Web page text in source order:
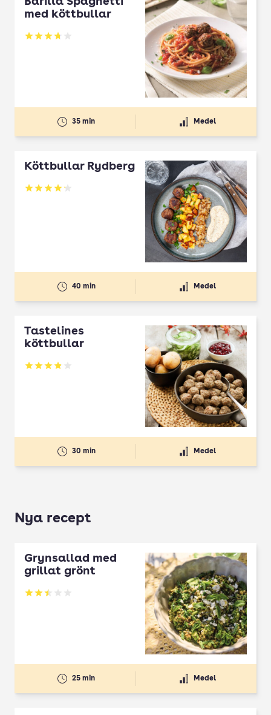
med köttbullar
Betyg: 3.75 av 5
35 min Medel
Köttbullar Rydberg
Betyg: 4.17 av 5
40 min Medel
Tastelines
köttbullar
Betyg: 3.86 av 5
30 min Medel
Nya recept
Grynsallad med
grillat grönt
Betyg: 2.5 av 5
25 min Medel